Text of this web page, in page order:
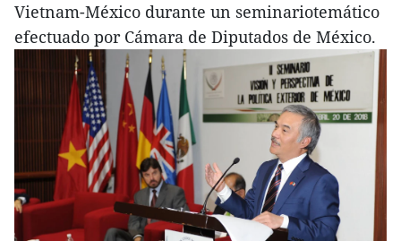
Vietnam-México durante un seminariotemático
efectuado por Cámara de Diputados de México.